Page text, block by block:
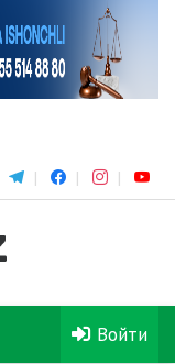
Войти